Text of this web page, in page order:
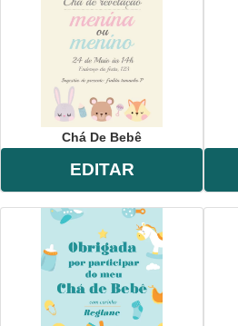
Chá De Bebê
EDITAR